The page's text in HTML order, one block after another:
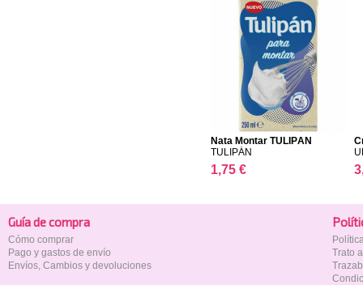
Nata Montar TULIPÁN
TULIPÁN
1,75 €
Guía de compra
Cómo comprar
Pago y gastos de envío
Envíos, Cambios y devoluciones
Trato